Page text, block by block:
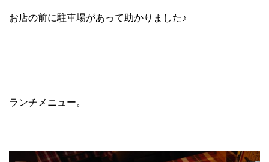
お店の前に駐車場があって助かりました♪
ランチメニュー。